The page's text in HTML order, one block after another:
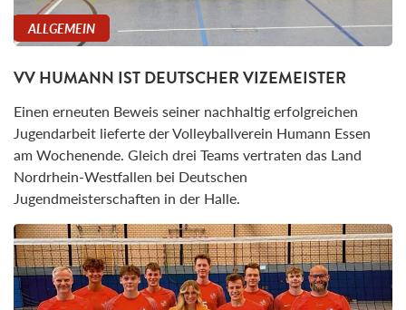
ALLGEMEIN
VV HUMANN IST DEUTSCHER VIZEMEISTER
Einen erneuten Beweis seiner nachhaltig erfolgreichen
Jugendarbeit lieferte der Volleyballverein Humann Essen
am Wochenende. Gleich drei Teams vertraten das Land
Nordrhein-Westfallen bei Deutschen
Jugendmeisterschaften in der Halle.